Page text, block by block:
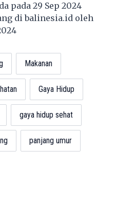
pada 29 Sep 2024
dibalinesia.id oleh
Makanan
Gaya Hidup
gaya hidup sehat
panjang umur